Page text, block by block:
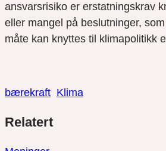
ansvarsrisiko er erstatningskrav
eller mangel på beslutninger,
måte kan knyttes til klimapolitikk
bærekraft Klima
link
på
på
Relatert